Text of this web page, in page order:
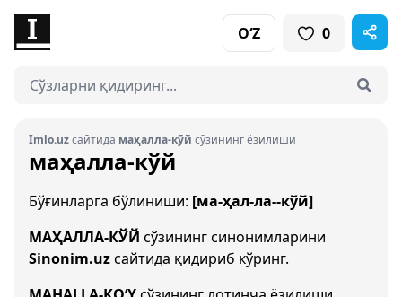
O‘Z 0
Imlo.uzсайтида маҳалла-кўй сўзининг ёзилиши
маҳалла-кўй
Бўғинларга бўлиниши: [ма-ҳал-ла--кўй]
МАҲАЛЛА-КЎЙ сўзининг синонимларини
Sinonim.uzсайтида қидириб кўринг.